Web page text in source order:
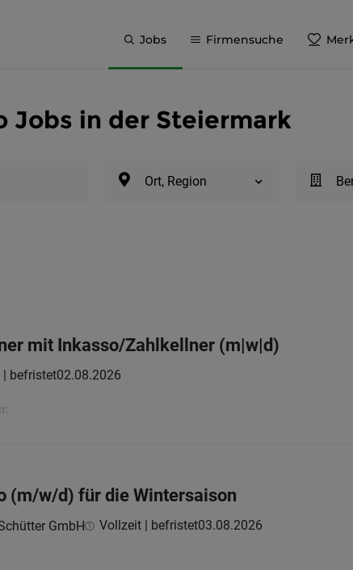
Jobs Firmensuche
Jobs in der Steiermark
Ort, Region
mit Inkasso/Zahlkellner (m|w|d)
| befristet02.08.2026
(m/w/d) für die Wintersaison
GmbH Vollzeit | befristet03.08.2026